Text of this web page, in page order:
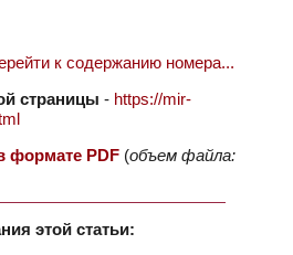
к содержанию номера...
страницы - https://mir-
формате PDF (объем файла:
этой статьи: